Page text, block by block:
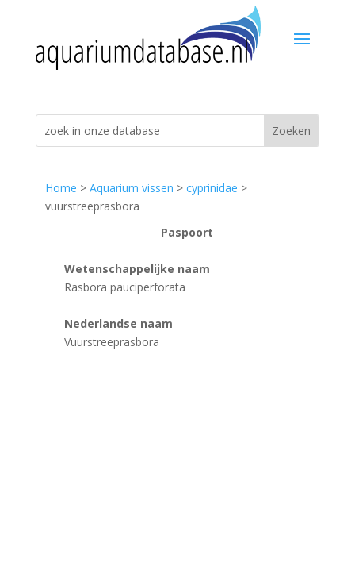
Home > Aquarium vissen > cyprinidae >
vuurstreeprasbora
Paspoort
Wetenschappelijke naam
Rasbora pauciperforata
Nederlandse naam
Vuurstreeprasbora